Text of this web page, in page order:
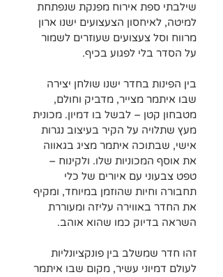
שילבתי ספת אירוח מפנקת שנפתחת
למיטה, לאיחסון הצעצועים ישנו ארון
מרווח וסל צעצועים שעוזרים לשמור
על הסדר בלי לפגוע בכיף.
בין הפינות בחדר ישנו שולחן יצירה
שבו איתמר מצייר, מדביק וחולם,
מטבחון קטן – לבשל בו דמיון. מכונית
מעץ שתלויה על הקיר בעיצוב נגרות
אישי, שבתוכה איתמר מציג בגאווה
את אוסף המכוניות שלו. ולקינוח –
טפט צבעוני עם איורים של כלי
תחבורה וחיות שהוזמן במיוחד, ומקיף
את החדר באווירה עליזה ומעוררת
השראה בדיוק כמו שהוא אוהב.
זהו חדר שמשלב בין פונקציונליות
לעולם דמיוני עשיר, מקום שבו איתמר